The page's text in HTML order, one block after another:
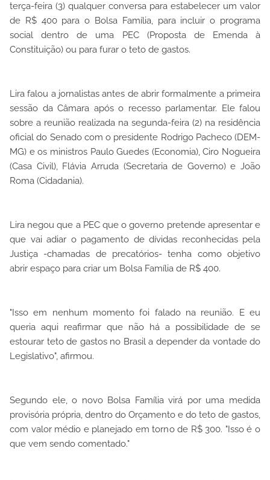
terça-feira (3) qualquer conversa para estabelecer um valor
de R$ 400 para o Bolsa Família, para incluir o programa
social dentro de uma PEC (Proposta de Emenda à
Constituição) ou para furar o teto de gastos.
Lira falou a jornalistas antes de abrir formalmente a primeira
sessão da Câmara após o recesso parlamentar. Ele falou
sobre a reunião realizada na segunda-feira (2) na residência
oficial do Senado com o presidente Rodrigo Pacheco (DEM-
MG) e os ministros Paulo Guedes (Economia), Ciro Nogueira
(Casa Civil), Flávia Arruda (Secretaria de Governo) e João
Roma (Cidadania).
Lira negou que a PEC que o governo pretende apresentar e
que vai adiar o pagamento de dívidas reconhecidas pela
Justiça -chamadas de precatórios- tenha como objetivo
abrir espaço para criar um Bolsa Família de R$ 400.
"Isso em nenhum momento foi falado na reunião. E eu
queria aqui reafirmar que não há a possibilidade de se
estourar teto de gastos no Brasil a depender da vontade do
Legislativo", afirmou.
Segundo ele, o novo Bolsa Família virá por uma medida
provisória própria, dentro do Orçamento e do teto de gastos,
com valor médio e planejado em torno de R$ 300. "Isso é o
que vem sendo comentado."